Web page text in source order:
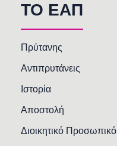
TO EAΠ
Πρύτανης
Αντιπρυτάνεις
Ιστορία
Αποστολή
Διοικητικό Προσωπικό